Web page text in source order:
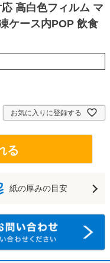
高白色フィルム マ
ケース内POP 飲食
お気に入りに登録する
る
紙の厚みの目安